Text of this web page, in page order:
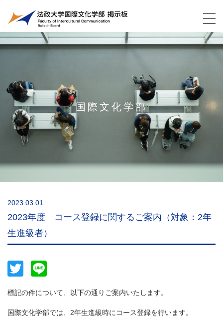
国際文化学部
2023.03.01
2023年度 コース登録に関するご案内（対象：2年
生進級者）
Twitter
標記の件について、以下の通りご案内いたします。
国際文化学部では、2年生進級時にコース登録を行います。